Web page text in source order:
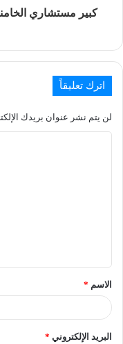
كبير مستشاري
اترك تعليقاً
لن يتم نشر عنوان بريدك
الاسم *
البريد الإلكتروني *